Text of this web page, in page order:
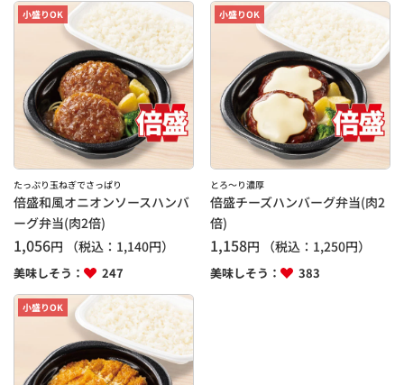
小盛りOK
たっぷり玉ねぎでさっぱり
倍盛和風オニオンソースハンバ
ーグ弁当(肉2倍)
1,056円 （税込： 1,140円）
美味しそう： 247
小盛りOK
とろ～り濃厚
倍盛チーズハンバーグ弁当(肉2
倍)
1,158円 （税込： 1,250円）
美味しそう： 383
小盛りOK